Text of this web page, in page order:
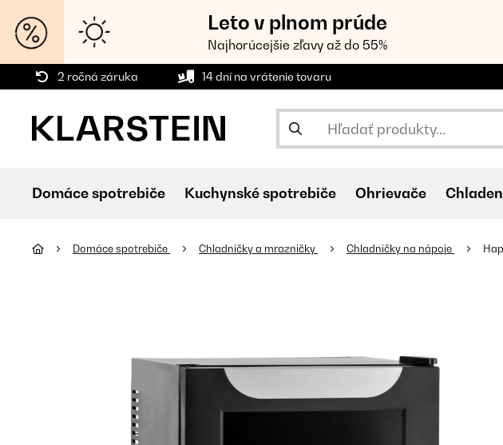
Leto v plnom prúde
Najhorúcejšie zľavy až do 55%
2 ročná záruka 14 dní na vrátenie tovaru
Domáce spotrebiče Kuchynské spotrebiče Ohrievače
Domáce spotrebiče Chladničky a mrazničky Chladničky na nápoje